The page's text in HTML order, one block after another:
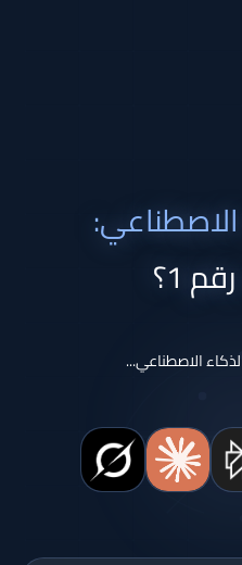
1؟
الاصطناعي...